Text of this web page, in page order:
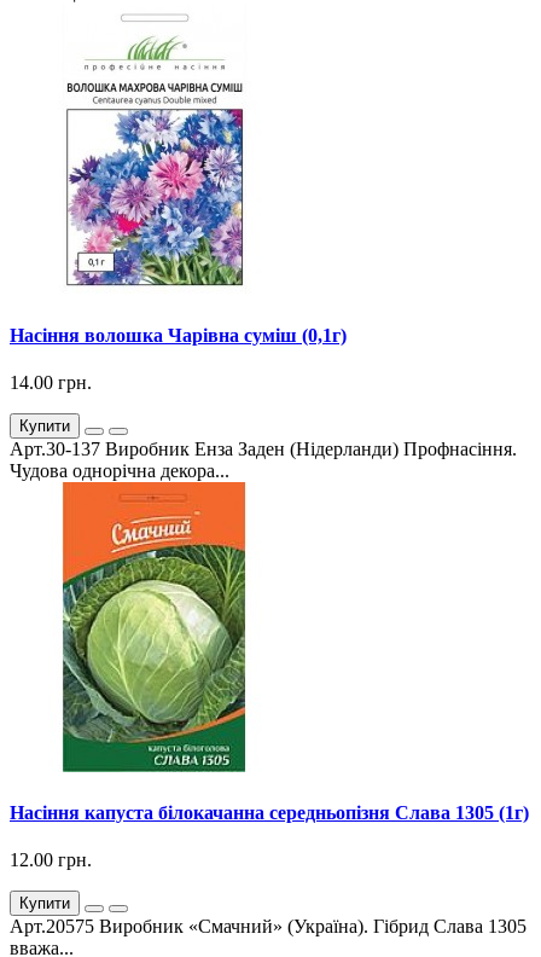
Насіння волошка Чарівна суміш (0,1г)
14.00 грн.
Купити
Арт.30-137 Виробник Енза Заден (Нідерланди) Профнасіння.
Чудова однорічна декора...
Насіння капуста білокачанна середньопізня Слава 1305 (1г)
12.00 грн.
Купити
Арт.20575 Виробник «Смачний» (Україна). Гібрид Слава 1305
вважа...